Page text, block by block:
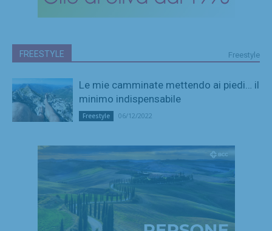
FREESTYLE Freestyle
Le mie camminate mettendo ai piedi… il
minimo indispensabile
Freestyle 06/12/2022